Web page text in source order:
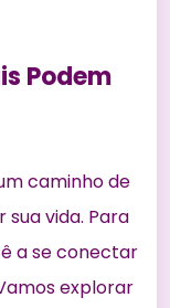
Podem
caminho de
vida. Para
a se conectar
explorar